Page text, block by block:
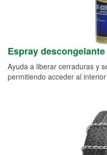
Espray descongelante
Ayuda a liberar cerraduras y
permitiendo acceder al